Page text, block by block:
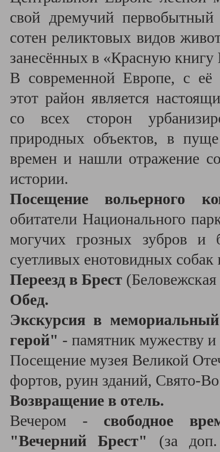
свой дремучий
сотен реликтовых видов
занесённых в «Красную книгу
В современной Европе, с её
этот район является
со всех сторон
природных объектов, в
времен и нашли отражение
истории.
Посещение вольерного
обитатели Национального
могучих грозных зубров и
суетливых енотовидных
Переезд в Брест
Обед.
Экскурсия в
герой" - памятник мужеству
Посещение музея Великой
фортов, руин зданий, Свято-
Возвращение в отель.
Вечером - свободное
"Вечерний Брест"
(за